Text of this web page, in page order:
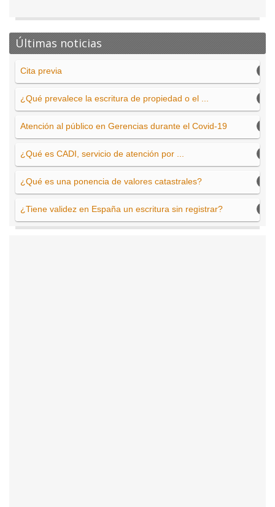
Últimas noticias
Cita previa
¿Qué prevalece la escritura de propiedad o el ...
Atención al público en Gerencias durante el Covid-19
¿Qué es CADI, servicio de atención por ...
¿Qué es una ponencia de valores catastrales?
¿Tiene validez en España un escritura sin registrar?